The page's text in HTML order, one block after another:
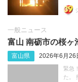
一般ニュース
富山 南砺市の桜ヶ
富山県 2026年6月26
緊急
た。